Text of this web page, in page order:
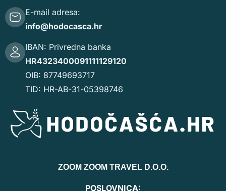
E-mail adresa:
info@hodocasca.hr
IBAN: Privredna banka
HR4323400091111129120
OIB: 87749693717
TID: HR-AB-31-05398746
ZOOM ZOOM TRAVEL D.O.O.
POSLOVNICA: